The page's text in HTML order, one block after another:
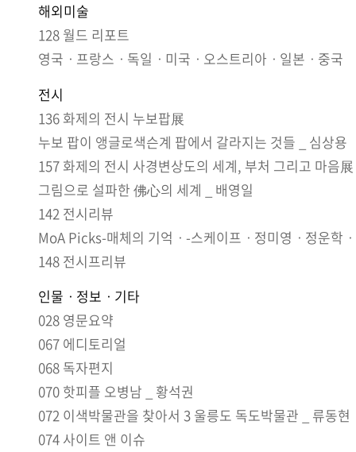
해외미술
128 월드 리포트
영국ㆍ프랑스ㆍ독일ㆍ미국ㆍ오스트리아ㆍ일본ㆍ중국
전시
136 화제의 전시 누보팝展
누보 팝이 앵글로색슨계 팝에서 갈라지는 것들 _ 심상용
157 화제의 전시 사경변상도의 세계, 부처 그리고 마음展
그림으로 설파한 佛心의 세계 _ 배영일
142 전시리뷰
MoA Picks-매체의 기억ㆍ-스케이프ㆍ정미영ㆍ정운학
148 전시프리뷰
인물ㆍ정보ㆍ기타
028 영문요약
067 에디토리얼
068 독자편지
070 핫피플 오병남 _ 황석권
072 이색박물관을 찾아서 3 울릉도 독도박물관 _ 류동현
074 사이트 앤 이슈